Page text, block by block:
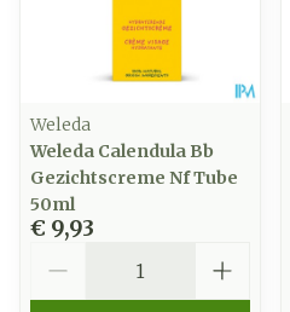
Weleda
Weleda Calendula Bb
Gezichtscreme Nf Tube
50ml
€ 9,93